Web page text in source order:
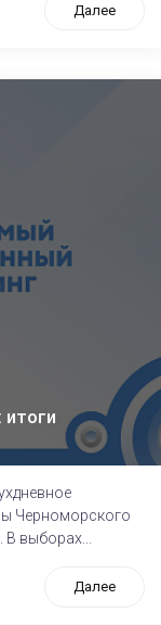
Далее
Черноморского
выборах...
Далее